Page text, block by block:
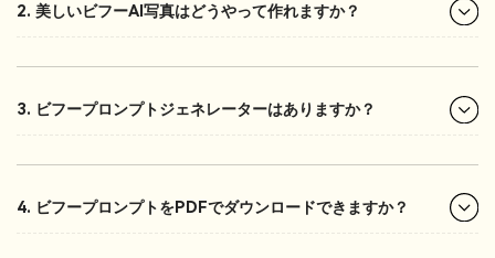
2. 美しいビフーAI写真はどうやって作れますか？
3. ビフープロンプトジェネレーターはありますか？
4. ビフープロンプトをPDFでダウンロードできますか？